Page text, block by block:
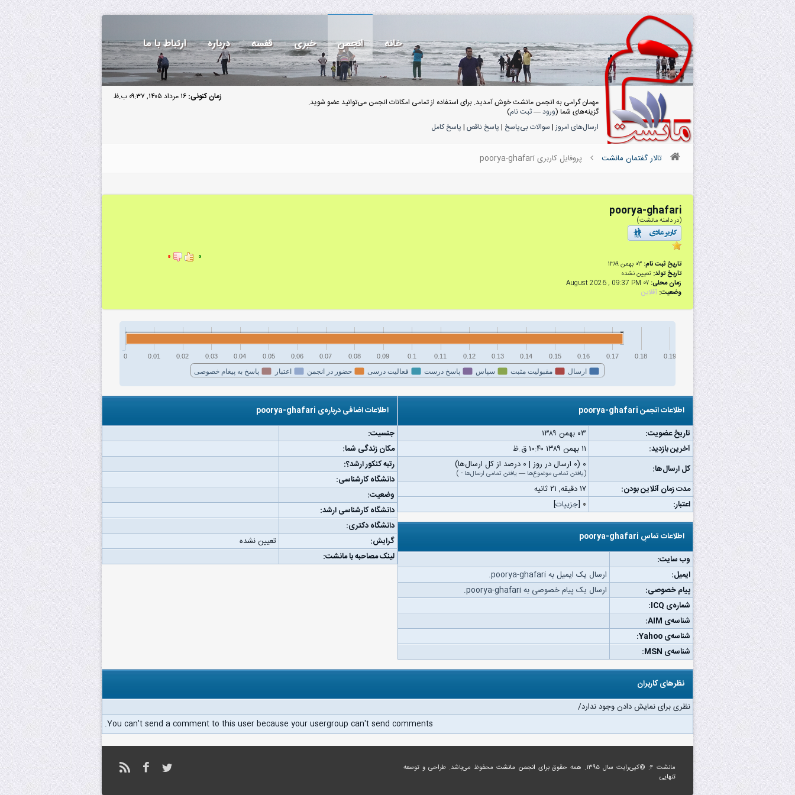
خانه انجمن خبری قفسه درباره ارتباط با ما
زمان کنونی: ۱۶ مرداد ۱۴۰۵, ۰۹:۳۷ ب.ظ
مهمان گرامی به انجمن مانشت خوش آمدید. برای استفاده از تمامی امکانات انجمن می‌توانید عضو شوید.
گزینه‌های شما (ورود—ثبت نام)
ارسال‌های امروز| سوالات بی‌پاسخ | پاسخ ناقص | پاسخ کامل
تالار گفتمان مانشت پروفایل کاربری poorya-ghafari
poorya-ghafari
(در دامنه مانشت)
تاریخ ثبت نام: ۰۳ بهمن ۱۳۸۹
تاریخ تولد: تعیین نشده
زمان محلی: ۰۷ August 2026 , 09:37 PM
وضعیت: آفلاین
۰ ۰
ارسال مقبولیت مثبت سپاس پاسخ درست فعالیت درسی حضور در انجمن اعتبار پاسخ به پیغام خصوصی
0 0.01 0.02 0.03 0.04 0.05 0.06 0.07 0.08 0.09 0.1 0.11 0.12 0.13 0.14 0.15 0.16 0.17 0.18 0.19
اطلاعات انجمن poorya-ghafari
تاریخ عضویت:
۰۳ بهمن ۱۳۸۹
آخرین بازدید:
۱۱ بهمن ۱۳۸۹ ۱۰:۴۰ ق.ظ
کل ارسال‌ها:
۰ (۰ ارسال در روز | ۰ درصد از کل ارسال‌ها)
(یافتن تمامی موضوع‌ها — یافتن تمامی ارسال‌ها -
)
مدت زمان آنلاین بودن:
۱۷ دقیقه, ۲۱ ثانیه
اعتبار:
۰ [جزییات]
اطلاعات تماسِ poorya-ghafari
وب‌ سایت:
ایمیل:
ارسال یک ایمیل به poorya-ghafari.
پیام خصوصی:
ارسال یک پیام خصوصی به poorya-ghafari.
شماره‌ی ICQ:
شناسه‌ی AIM:
شناسه‌ی Yahoo:
شناسه‌ی MSN:
اطلاعات اضافی درباره‌ی poorya-ghafari
جنسیت:
مکان زندگی شما:
رتبه کنکور ارشد؟:
دانشگاه کارشناسی:
وضعیت:
دانشگاه کارشناسی ارشد:
دانشگاه دکتری:
گرایش:
تعیین نشده
لینک مصاحبه با مانشت:
نظرهای کاربران
نظری برای نمایش دادن وجود ندارد/
You can't send a comment to this user because your usergroup can't send comments.
مانشت ۴: ©کپی‌رایت سال ۱۳۹۵. همه حقوق برای انجمن مانشت محفوظ می‌باشد. طراحی و توسعه
تنهایی